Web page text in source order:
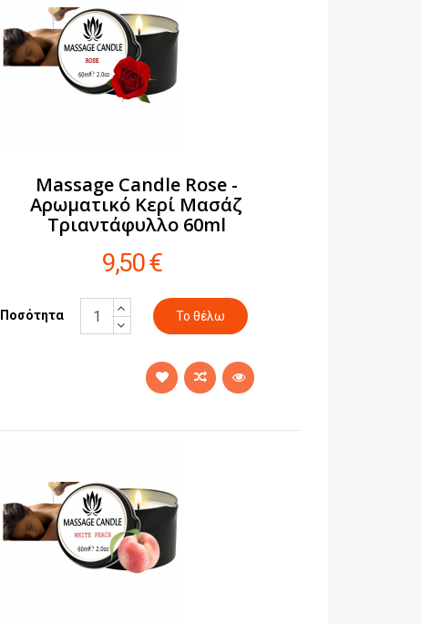
Massage Candle Rose -
Αρωματικό Κερί Μασάζ
Τριαντάφυλλο 60ml
9,50 €
Ποσότητα